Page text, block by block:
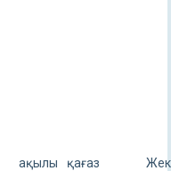
ақылы
қағаз